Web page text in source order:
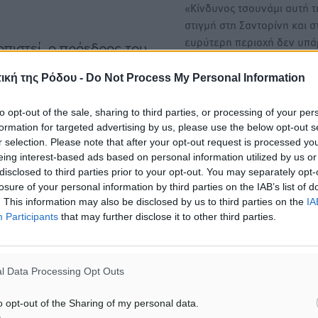
της Ρόδου - Do Not Process My Personal Information
opt-out of the sale, sharing to third parties, or processing of your
for targeted advertising by us, please use the below opt-out
selection. Please note that after your opt-out request is processed
interest-based ads based on personal information utilized by us
to third parties prior to your opt-out. You may separately
of your personal information by third parties on the IAB’s list of
This information may also be disclosed by us to third parties on the
Participants that may further disclose it to other third parties.
Data Processing Opt Outs
opt-out of the Sharing of my personal data.
ο πρόεδρος του
περιορίζεται στα πρανή
υπάρχει ο κίνδυνος
πρέπει να σταματήσει
στη στατική επάρκεια
Λέκκας είπε
σεισμικού και
σεισμογράφους και
τις υπόλοιπες
μεταξύ Σαντορίνης
«Κίνδυνος τσουνάμι αυτή
στιγμή στη Σαντορίνη και
ευρύτερη περιοχή δεν
τραπέζι το σενάριο των 6
στη Σαντορίνη
Mεγάλη διάρκεια
έχει η σεισμική ακολουθία
Σαντορίνη, σύμφωνα με…
τους σεισμούς στη
Τουρκία για τη σεισμική